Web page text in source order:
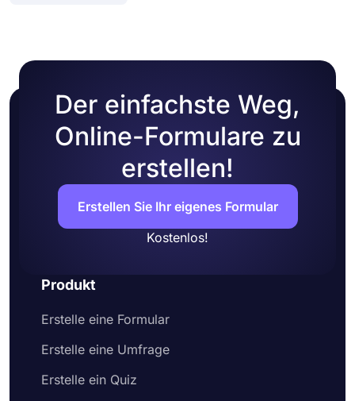
Anforderungen entspricht, und sofort loslegen!
Der einfachste Weg,
Online-Formulare zu
erstellen!
Erstellen Sie Ihr eigenes Formular
Kostenlos!
Produkt
Erstelle eine Formular
Erstelle eine Umfrage
Erstelle ein Quiz